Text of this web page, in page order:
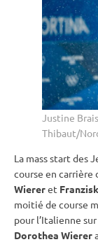
Justine
Thibaut/
La mass start des
course en carrière
Wiereret
moitié de course
pour l’Italienne
Dorothea Wierer